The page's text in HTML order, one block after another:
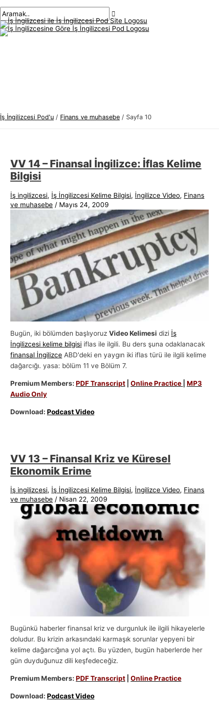
atla
menü
İş İngilizcesi Pod'u / Finans ve muhasebe / Sayfa 10
VV 14 – Finansal İngilizce: İflas Kelime
Bilgisi
İş ingilizcesi, İş İngilizcesi Kelime Bilgisi, İngilizce Video, Finans
ve muhasebe / Mayıs 24, 2009
Bugün, iki bölümden başlıyoruzVideo Kelimesi dizi İş
İngilizcesi kelime bilgisi iflas ile ilgili. Bu ders şuna odaklanacak
finansal İngilizce ABD'deki en yaygın iki iflas türü ile ilgili kelime
dağarcığı. yasa: bölüm 11 ve Bölüm 7.
Premium Members:PDF Transcript |Online Practice |MP3
Audio Only
Download:Podcast Video
VV 13 – Finansal Kriz ve Küresel
Ekonomik Erime
İş ingilizcesi, İş İngilizcesi Kelime Bilgisi, İngilizce Video, Finans
ve muhasebe / Nisan 22, 2009
Bugünkü haberler finansal kriz ve durgunluk ile ilgili hikayelerle
doludur. Bu krizin arkasındaki karmaşık sorunlar yepyeni bir
kelime dağarcığına yol açtı. Bu yüzden, bugün haberlerde her
gün duyduğunuz dili keşfedeceğiz.
Premium Members:PDF Transcript |Online Practice
Download:Podcast Video
sonrası
İ
ş
İ
i
K
o
n
a
r
ı
A
r
a